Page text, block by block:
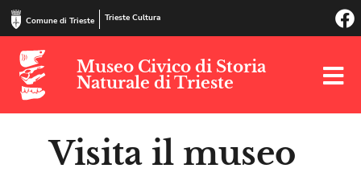
Comune di Trieste Trieste Cultura
Museo Civico di Storia
Naturale di Trieste
Visita il museo